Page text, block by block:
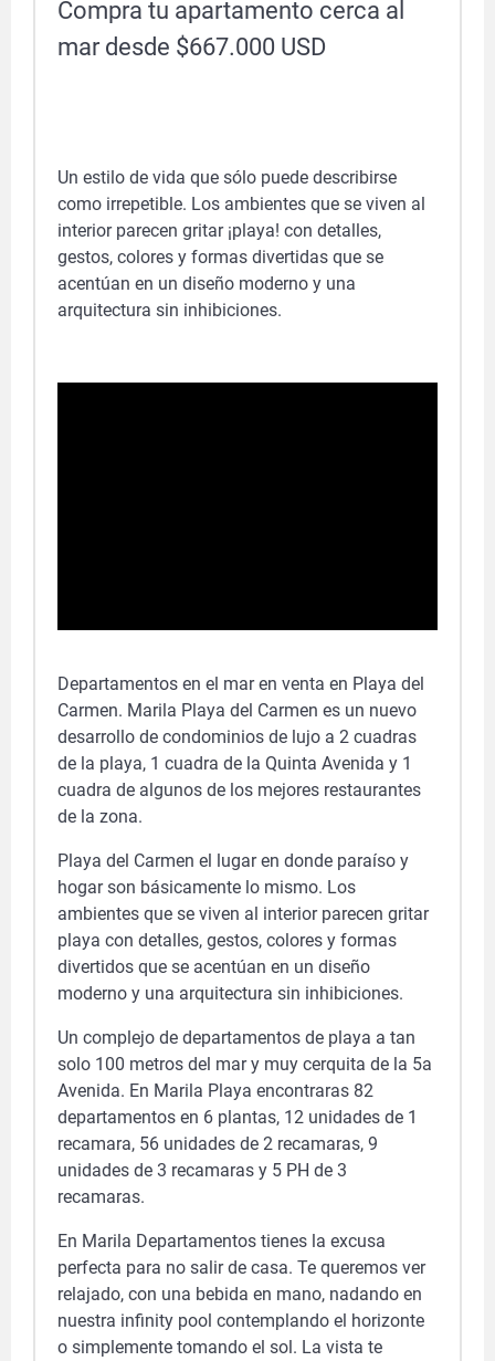
Compra tu apartamento cerca al
mar desde $667.000 USD
Un estilo de vida que sólo puede describirse
como irrepetible. Los ambientes que se viven al
interior parecen gritar ¡playa! con detalles,
gestos, colores y formas divertidas que se
acentúan en un diseño moderno y una
arquitectura sin inhibiciones.
Departamentos en el mar en venta en Playa del
Carmen. Marila Playa del Carmen es un nuevo
desarrollo de condominios de lujo a 2 cuadras
de la playa, 1 cuadra de la Quinta Avenida y 1
cuadra de algunos de los mejores restaurantes
de la zona.
Playa del Carmen el lugar en donde paraíso y
hogar son básicamente lo mismo. Los
ambientes que se viven al interior parecen gritar
playa con detalles, gestos, colores y formas
divertidos que se acentúan en un diseño
moderno y una arquitectura sin inhibiciones.
Un complejo de departamentos de playa a tan
solo 100 metros del mar y muy cerquita de la 5a
Avenida. En Marila Playa encontraras 82
departamentos en 6 plantas, 12 unidades de 1
recamara, 56 unidades de 2 recamaras, 9
unidades de 3 recamaras y 5 PH de 3
recamaras.
En Marila Departamentos tienes la excusa
perfecta para no salir de casa. Te queremos ver
relajado, con una bebida en mano, nadando en
nuestra infinity pool contemplando el horizonte
o simplemente tomando el sol. La vista te